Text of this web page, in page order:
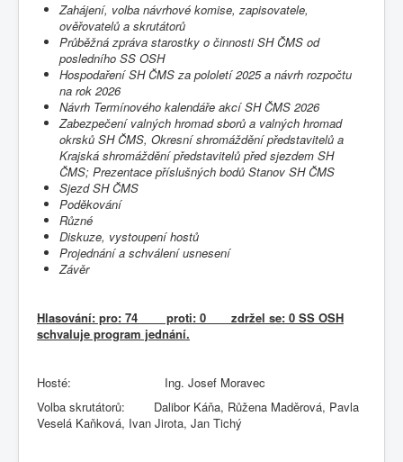
Zahájení, volba návrhové komise, zapisovatele,
ověřovatelů a skrutátorů
Průběžná zpráva starostky o činnosti SH ČMS od
posledního SS OSH
Hospodaření SH ČMS za pololetí 2025 a návrh rozpočtu
na rok 2026
Návrh Termínového kalendáře akcí SH ČMS 2026
Zabezpečení valných hromad sborů a valných hromad
okrsků SH ČMS, Okresní shromážděnípředstavitelů a
Krajská shromáždění představitelů před sjezdem SH
ČMS; Prezentace příslušných bodů Stanov SH ČMS
Sjezd SH ČMS
Poděkování
Různé
Diskuze, vystoupení hostů
Projednání a schválení usnesení
Závěr
Hlasování: pro: 74 proti: 0 zdržel se: 0 SS OSH
schvaluje program jednání.
Hosté: Ing. Josef Moravec
Volba skrutátorů: Dalibor Káňa, Růžena Maděrová, Pavla
Veselá Kaňková, Ivan Jirota, Jan Tichý